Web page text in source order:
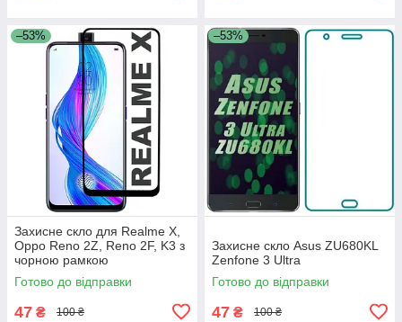
–53%
Захисне скло для Realme X,
Oppo Reno 2Z, Reno 2F, K3 з
чорною рамкою
Готово до відправки
47 ₴ 100 ₴
–53%
Захисне скло Asus ZU680KL
Zenfone 3 Ultra
Готово до відправки
47 ₴ 100 ₴